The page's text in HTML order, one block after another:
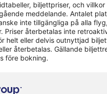
i La Cala de Mijas
biljettpriser, och villkor
meddelande. Antalet
inte tillgängliga på alla
Priser återbetalas inte
helt eller delvis outnyttjad
återbetalas. Gällande
före bokning.